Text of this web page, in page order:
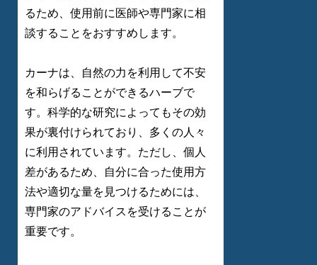
るため、使用前に医師や専門家に相
談することをおすすめします。
カーナは、自然の力を利用して不安
を和らげることができるハーブで
す。科学的な研究によってもその効
果が裏付けられており、多くの人々
に利用されています。ただし、個人
差があるため、自分に合った使用方
法や適切な量を見つけるためには、
専門家のアドバイスを受けることが
重要です。